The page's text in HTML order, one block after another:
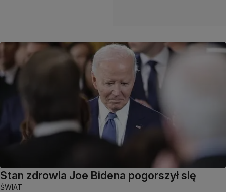
Stan zdrowia Joe Bidena pogorszył się
ŚWIAT